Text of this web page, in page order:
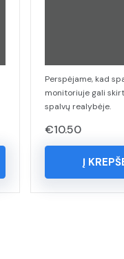
Perspėjame, kad
monitoriuje gali
spalvų realybėje.
€10.50
Į